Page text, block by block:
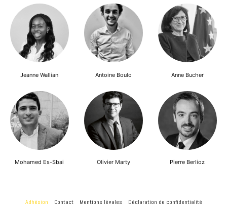
Jeanne Wallian Antoine Boulo Anne Bucher
Mohamed Es-Sbai Olivier Marty Pierre Berlioz
Adhésion Contact Mentions légales Déclaration de confidentialité